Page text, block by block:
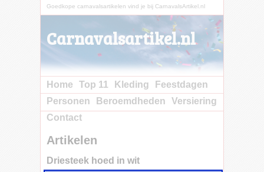
Goedkope carnavalsartikelen vind je bij CarnavalsArtikel.nl
Carnavalsartikel.nl
Home Top 11 Kleding
Feestdagen
Personen
Beroemdheden
Versiering
Contact
Artikelen
Driesteek hoed in wit